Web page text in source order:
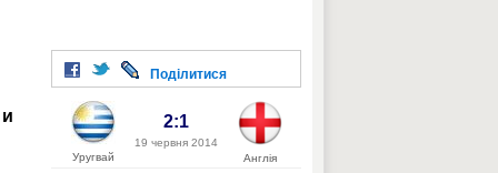
Поділитися
Уругвай
2:1
19 червня 2014
Англія